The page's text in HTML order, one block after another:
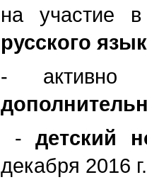
на участие
русского
- активно
-
детский
декабря 2016